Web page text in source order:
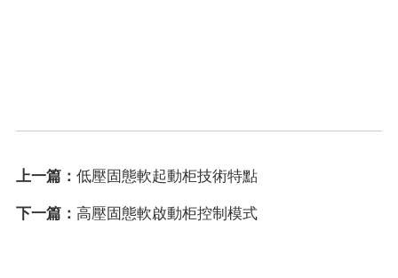
上一篇： 低壓固態軟起動柜技術特點
下一篇： 高壓固態軟啟動柜控制模式